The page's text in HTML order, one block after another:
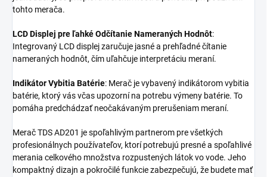
tohto merača.
LCD Displej pre ľahké Odčítanie Nameraných Hodnôt:
Integrovaný LCD displej zaručuje jasné a prehľadné čítanie
nameraných hodnôt, čím uľahčuje interpretáciu meraní.
Indikátor Vybitia Batérie: Merač je vybavený indikátorom vybitia
batérie, ktorý vás včas upozorní na potrebu výmeny batérie. To
pomáha predchádzať neočakávaným prerušeniam meraní.
Merač TDS AD201 je spoľahlivým partnerom pre všetkých
profesionálnych používateľov, ktorí potrebujú presné a spoľahlivé
merania celkového množstva rozpustených látok vo vode. Jeho
kompaktný dizajn a pokročilé funkcie zabezpečujú, že budete mať